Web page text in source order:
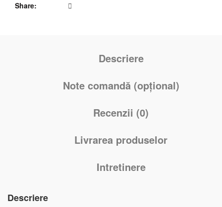
Share
Descriere
Note comandă (opțional)
Recenzii (0)
Livrarea produselor
Intretinere
Descriere